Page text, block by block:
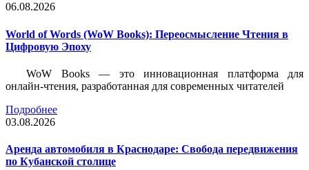
06.08.2026
World of Words (WoW Books): Переосмысление Чтения в
Цифровую Эпоху
WoW Books — это инновационная платформа для
онлайн-чтения, разработанная для современных читателей
Подробнее
03.08.2026
Аренда автомобиля в Краснодаре: Свобода передвижения
по Кубанской столице